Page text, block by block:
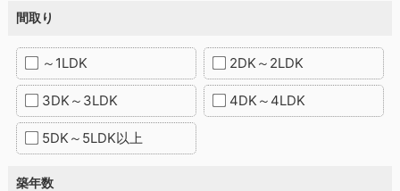
間取り
～1LDK 2DK～2LDK
3DK～3LDK 4DK～4LDK
5DK～5LDK以上
築年数